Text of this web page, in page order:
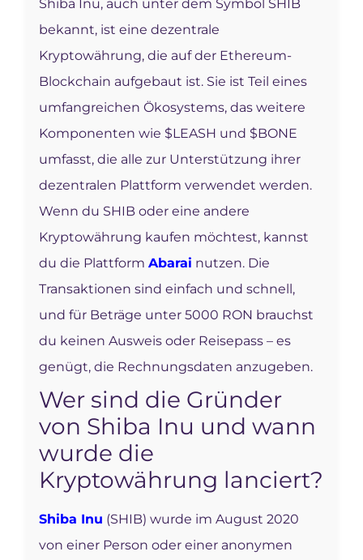
Shiba Inu, auch unter dem Symbol SHIB
bekannt, ist eine dezentrale
Kryptowährung, die auf der Ethereum-
Blockchain aufgebaut ist. Sie ist Teil eines
umfangreichen Ökosystems, das weitere
Komponenten wie $LEASH und $BONE
umfasst, die alle zur Unterstützung ihrer
dezentralen Plattform verwendet werden.
Wenn du SHIB oder eine andere
Kryptowährung kaufen möchtest, kannst
du die Plattform Abarai nutzen. Die
Transaktionen sind einfach und schnell,
und für Beträge unter 5000 RON brauchst
du keinen Ausweis oder Reisepass – es
genügt, die Rechnungsdaten anzugeben.
Wer sind die Gründer
von Shiba Inu und wann
wurde die
Kryptowährung lanciert?
Shiba Inu (SHIB) wurde im August 2020
von einer Person oder einer anonymen